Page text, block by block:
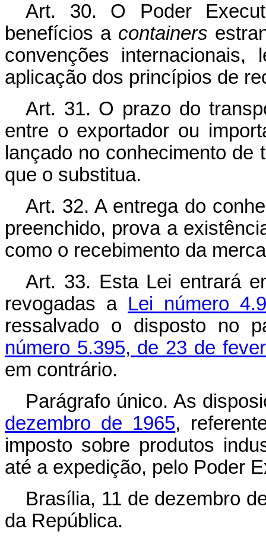
Art. 30. O Poder
benefícios a containers
convenções
aplicação dos princípios de
Art. 31. O prazo do
entre o exportador ou
lançado no conhecimento
que o substitua.
Art. 32. A entrega do
preenchido, prova a
como o recebimento da
Art. 33. Esta Lei entrará
revogadas a Lei número
ressalvado o disposto no
número 5.395, de 23 de
em contrário.
Parágrafo único. As
dezembro de 1965,
imposto sobre produtos
até a expedição, pelo Poder
Brasília, 11 de dezembro
da República.